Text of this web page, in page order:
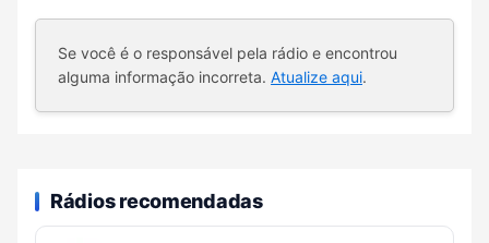
Se você é o responsável pela rádio e encontrou
alguma informação incorreta. Atualize aqui.
Rádios recomendadas